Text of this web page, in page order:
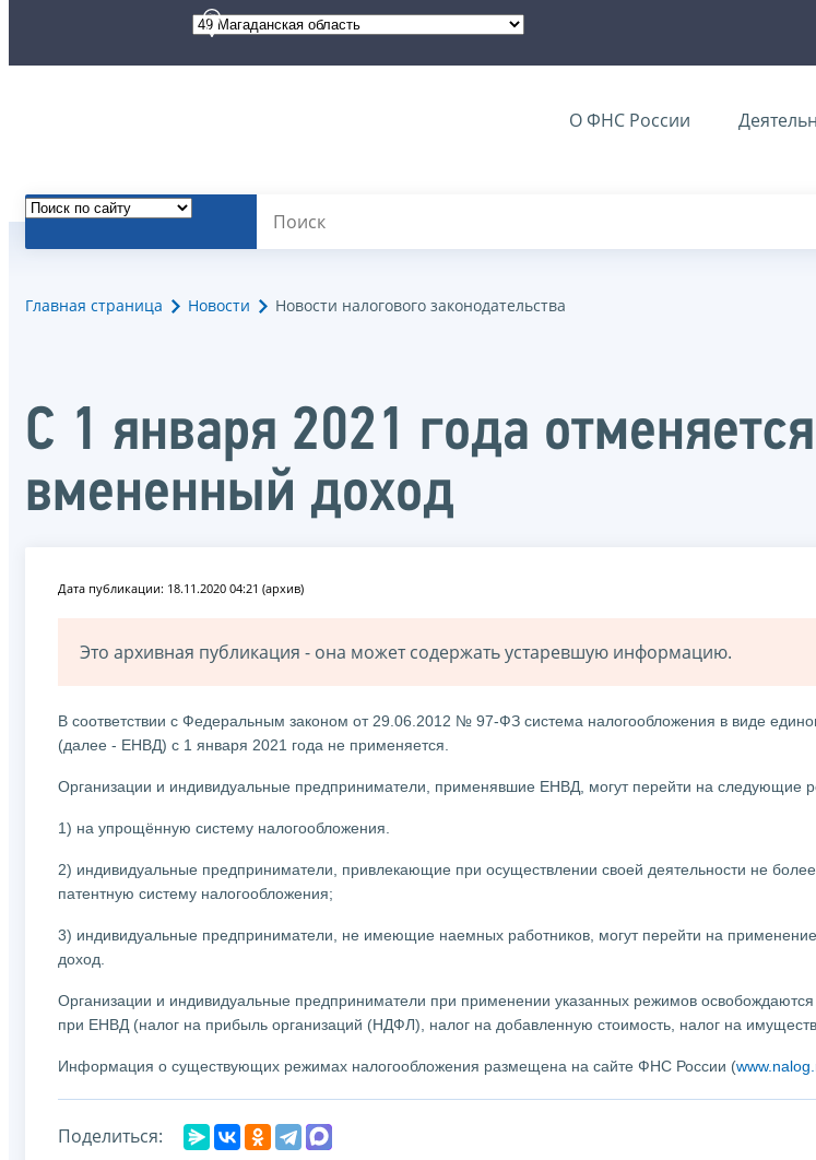
О ФНС России
Главная страница Новости Новости налогового законодательства
С 1 января 2021 года
вмененный доход
Дата публикации: 18.11.2020 04:21 (архив)
Это архивная публикация - она может содержать устаревшую информацию.
В соответствии с Федеральным законом от 29.06.2012 № 97-ФЗ система налогообложения в виде
(далее - ЕНВД) с 1 января 2021 года не применяется.
Организации и индивидуальные предприниматели, применявшие ЕНВД, могут перейти на следующие
1) на упрощённую систему налогообложения.
2) индивидуальные предприниматели, привлекающие при осуществлении своей деятельности не
патентную систему налогообложения;
3) индивидуальные предприниматели, не имеющие наемных работников, могут перейти на
доход.
Организации и индивидуальные предприниматели при применении указанных режимов освобождаются
при ЕНВД (налог на прибыль организаций (НДФЛ), налог на добавленную стоимость, налог на
Информация о существующих режимах налогообложения размещена на сайте ФНС России (
Поделиться: